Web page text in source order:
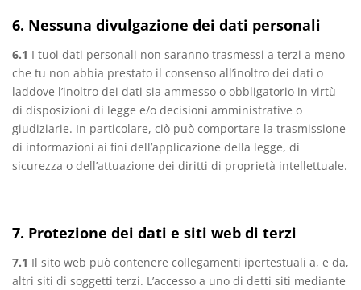
6. Nessuna divulgazione dei dati personali
6.1 I tuoi dati personali non saranno trasmessi a terzi a meno
che tu non abbia prestato il consenso all’inoltro dei dati o
laddove l’inoltro dei dati sia ammesso o obbligatorio in virtù
di disposizioni di legge e/o decisioni amministrative o
giudiziarie. In particolare, ciò può comportare la trasmissione
di informazioni ai fini dell’applicazione della legge, di
sicurezza o dell’attuazione dei diritti di proprietà intellettuale.
7. Protezione dei dati e siti web di terzi
7.1 Il sito web può contenere collegamenti ipertestuali a, e da,
altri siti di soggetti terzi. L’accesso a uno di detti siti mediante